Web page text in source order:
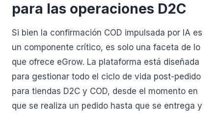
para las operaciones D2C
Si bien la confirmación COD impulsada por IA es
un componente crítico, es solo una faceta de lo
que ofrece eGrow. La plataforma está diseñada
para gestionar todo el ciclo de vida post-pedido
para tiendas D2C y COD, desde el momento en
que se realiza un pedido hasta que se entrega y